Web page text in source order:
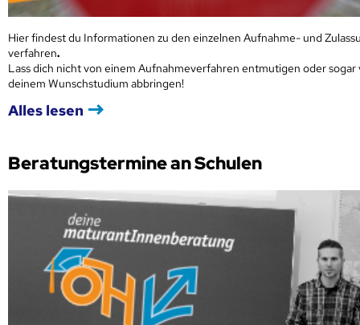
Hier findest du Informationen zu den einzelnen Aufnahme- und
verfahren.
Lass dich nicht von einem Aufnahmeverfahren entmutigen oder sogar
deinem Wunschstudium abbringen!
Alles lesen
Beratungstermine an Schulen